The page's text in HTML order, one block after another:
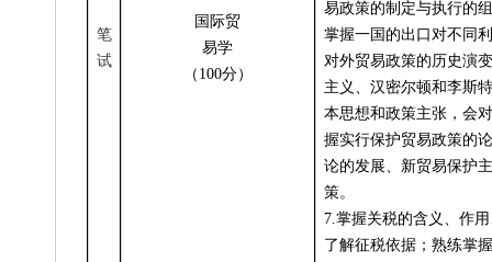
笔
试
国际贸
易学
（100分）
易政策的制定与执行的
掌握一国的出口对不同
对外贸易政策的历史演
主义、汉密尔顿和李斯
本思想和政策主张，会
握实行保护贸易政策的
论的发展、新贸易保护
策。
7.掌握关税的含义、作
了解征税依据；熟练掌